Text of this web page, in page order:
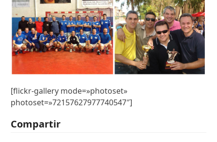
[flickr-gallery mode=»photoset»
photoset=»72157627977740547″]
Compartir